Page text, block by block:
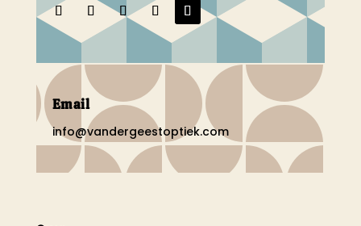
Email
info@vandergeestoptiek.com